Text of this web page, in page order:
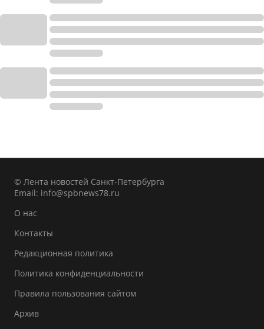
© Лента новостей Санкт-Петербурга
Email: info@spbnews78.ru
О нас
Контакты
Редакционная политика
Политика конфиденциальности
Правила пользования сайтом
Архив